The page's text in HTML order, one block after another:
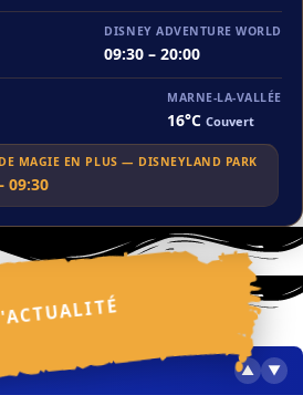
DISNEY ADVENTURE WORLD
09:30 – 20:00
MARNE-LA-VALLÉE
16°CCouvert
MAGIE EN PLUS — DISNEYLAND PARK
09:30
2026 : ce que l’on sait
▲ ▼